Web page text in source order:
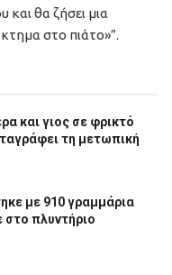
και θα ζήσει μια
στο πιάτο»”.
και γιος σε φρικτό
τη μετωπική
με 910 γραμμάρια
στο πλυντήριο